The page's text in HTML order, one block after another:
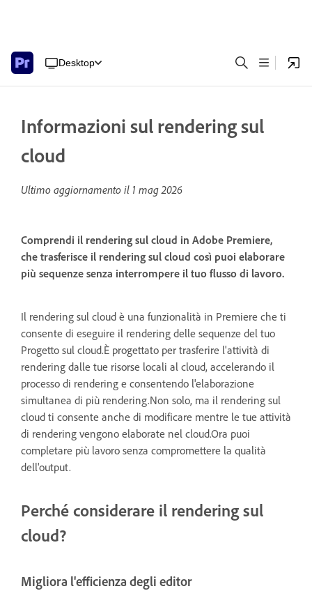
Desktop
Informazioni sul rendering sul
cloud
Ultimo aggiornamento il 1 mag 2026
Comprendi il rendering sul cloud in Adobe Premiere,
che trasferisce il rendering sul cloud così puoi elaborare
più sequenze senza interrompere il tuo flusso di lavoro.
Il rendering sul cloud è una funzionalità in Premiere che ti
consente di eseguire il rendering delle sequenze del tuo
Progetto sul cloud.È progettato per trasferire l'attività di
rendering dalle tue risorse locali al cloud, accelerando il
processo di rendering e consentendo l'elaborazione
simultanea di più rendering.Non solo, ma il rendering sul
cloud ti consente anche di modificare mentre le tue attività
di rendering vengono elaborate nel cloud.Ora puoi
completare più lavoro senza compromettere la qualità
dell'output.
Perché considerare il rendering sul
cloud?
Migliora l'efficienza degli editor